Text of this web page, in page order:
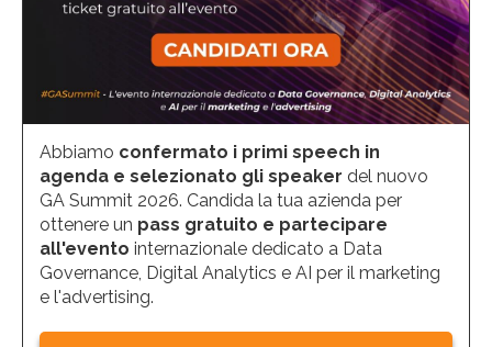
Abbiamo confermato i primi speech in
agenda e selezionato gli speaker del nuovo
GA Summit 2026. Candida la tua azienda per
ottenere un pass gratuito e partecipare
all'evento internazionale dedicato a Data
Governance, Digital Analytics e AI per il marketing
e l'advertising.